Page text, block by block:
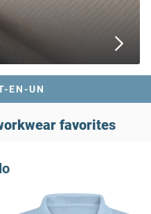
EN-UNDE 30 JOURS
favorites